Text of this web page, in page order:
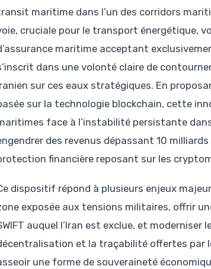
maritime dans l’un des corridors
cruciale pour le transport énergétique,
maritime acceptant
dans une volonté claire de
sur ces eaux stratégiques. En
sur la technologie blockchain, cette
face à l’instabilité persistante
des revenus dépassant 10
financière reposant sur les
dispositif répond à plusieurs enjeux
exposée aux tensions militaires, offrir
auquel l’Iran est exclue, et
et la traçabilité offertes par
une forme de souveraineté